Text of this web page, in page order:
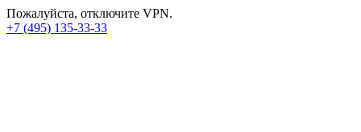
Пожалуйста, отключите VPN.
+7 (495) 135-33-33